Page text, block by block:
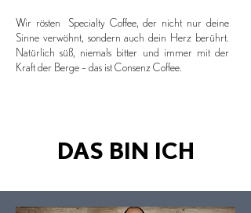
Wir rösten Specialty Coffee, der nicht nur deine
Sinne verwöhnt, sondern auch dein Herz berührt.
Natürlich süß, niemals bitter und immer mit der
Kraft der Berge – das ist Consenz Coffee.
DAS BIN ICH